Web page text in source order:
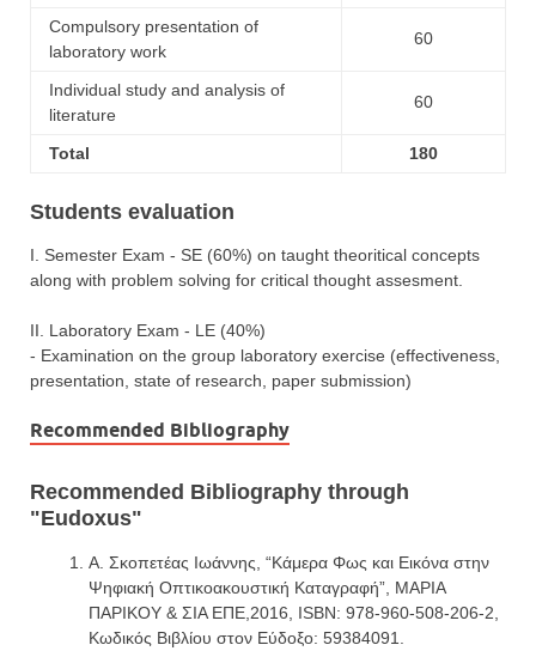
Compulsory presentation of
laboratory work
60
Individual study and analysis of
literature
60
Total 180
Students evaluation
I. Semester Exam - SE (60%) on taught theoritical concepts
along with problem solving for critical thought assesment.
II. Laboratory Exam - LE (40%)
- Examination on the group laboratory exercise (effectiveness,
presentation, state of research, paper submission)
Recommended Bibliography
Recommended Bibliography through
"Eudoxus"
Α. Σκοπετέας Ιωάννης, “Κάμερα Φως και Εικόνα στην
Ψηφιακή Οπτικοακουστική Καταγραφή”, ΜΑΡΙΑ
ΠΑΡΙΚΟΥ & ΣΙΑ ΕΠΕ,2016, ISBN: 978-960-508-206-2,
Κωδικός Βιβλίου στον Εύδοξο: 59384091.